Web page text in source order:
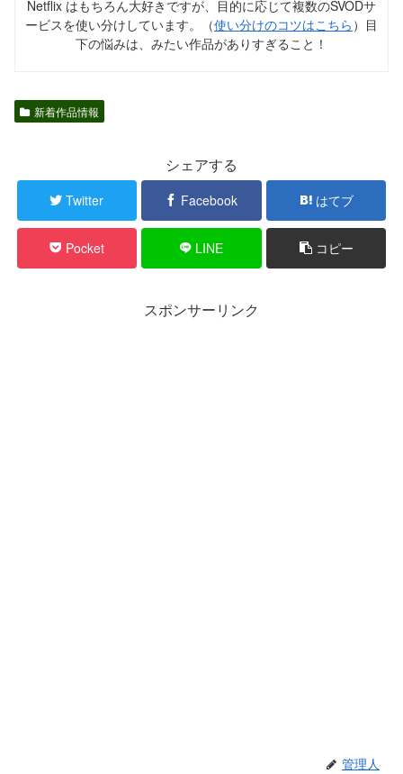
Netflix はもちろん大好きですが、目的に応じて複数のSVODサ
ービスを使い分けしています。（使い分けのコツはこちら ）目
下の悩みは、みたい作品がありすぎること！
新着作品情報
シェアする
Twitter Facebook はてブ
Pocket LINE コピー
スポンサーリンク
管理人